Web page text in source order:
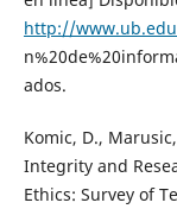
http://
ados.
Komic, D.,
Integrity and
Ethics: Survey of